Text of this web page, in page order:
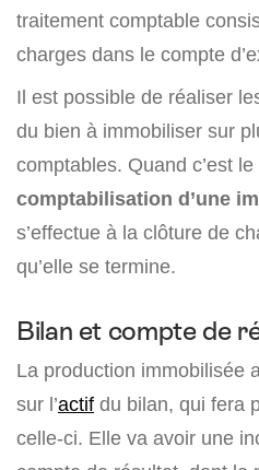
traitement comptable
charges dans le compte
Il est possible de réaliser
du bien à immobiliser sur
comptables. Quand c’est
comptabilisation d’une
s’effectue à la clôture de
qu’elle se termine.
Bilan et compte de
La production immobilisée
sur l’actif du bilan, qui fera
celle-ci. Elle va avoir une